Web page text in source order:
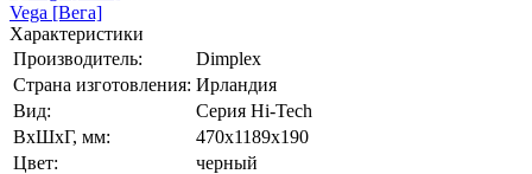
Vega [Вега]
Характеристики
Производитель:
Dimplex
Страна изготовления: Ирландия
Вид:
Серия Hi-Tech
ВхШхГ, мм:
470х1189х190
Цвет:
черный